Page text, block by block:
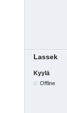
Lassek
Kyylä
Offline